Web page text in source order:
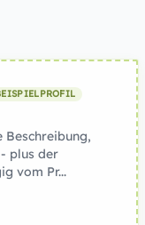
Beschreibung,
plus der
vom Pr...